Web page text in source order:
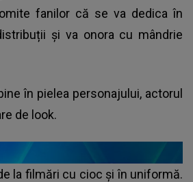
fanilor că se va dedica în
și va onora cu mândrie
în pielea personajului, actorul
de look.
la filmări cu cioc și în uniformă.